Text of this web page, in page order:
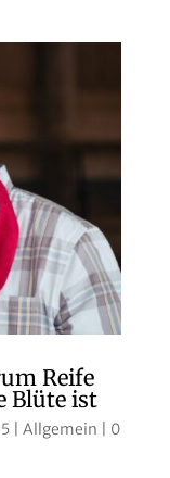
Reife
Blüte ist
| Allgemein
0